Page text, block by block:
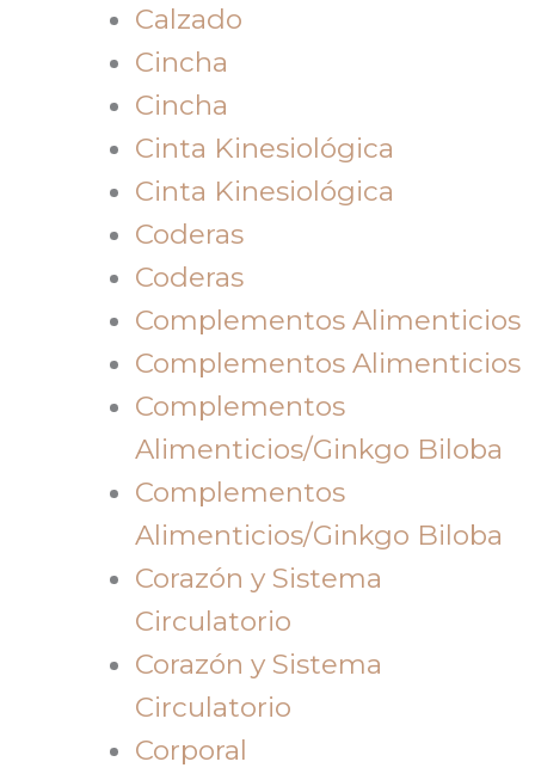
Calzado
Cincha
Cincha
Cinta Kinesiológica
Cinta Kinesiológica
Coderas
Coderas
Complementos Alimenticios
Complementos Alimenticios
Complementos
Alimenticios/Ginkgo Biloba
Complementos
Alimenticios/Ginkgo Biloba
Corazón y Sistema
Circulatorio
Corazón y Sistema
Circulatorio
Corporal